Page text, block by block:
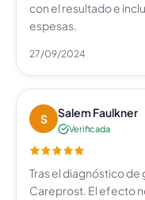
con el resultado e
espesas.
27/09/2024
S Salem Faulkner
Verificada
Tras el diagnóstico
Careprost. El efecto